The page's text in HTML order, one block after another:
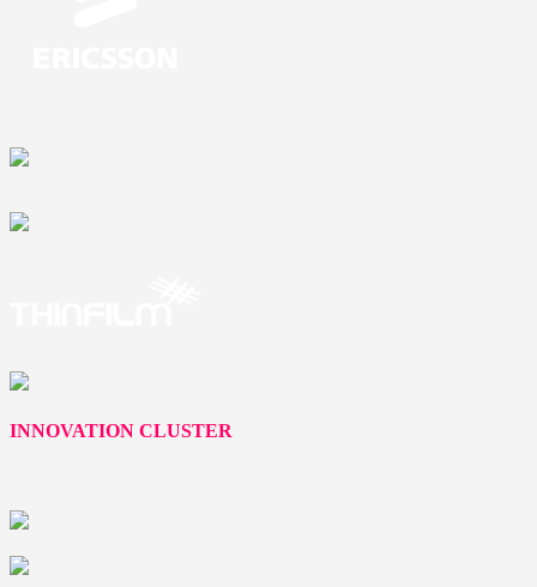
INNOVATION CLUSTER